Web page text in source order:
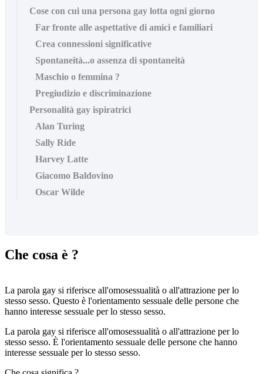
Cose con cui una persona gay lotta ogni giorno
Far fronte alle aspettative di amici e familiari
Crea connessioni significative
Spontaneità...o assenza di spontaneità
Maschio o femmina ?
Pregiudizio e discriminazione
Personalità gay ispiratrici
Alan Turing
Sally Ride
Harvey Latte
Giacomo Baldovino
Oscar Wilde
Che cosa è ?
La parola gay si riferisce all'omosessualità o all'attrazione per lo
stesso sesso. Questo è l'orientamento sessuale delle persone che
hanno interesse sessuale per lo stesso sesso.
La parola gay si riferisce all'omosessualità o all'attrazione per lo
stesso sesso. È l'orientamento sessuale delle persone che hanno
interesse sessuale per lo stesso sesso.